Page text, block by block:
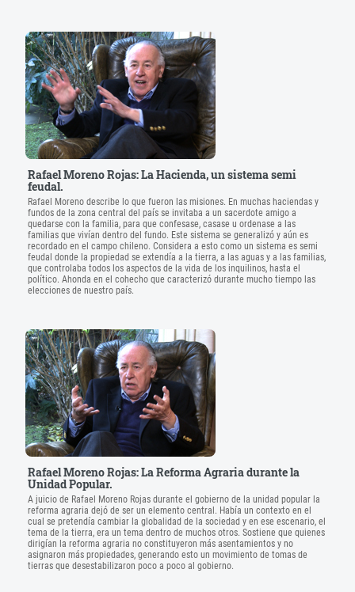
Rafael Moreno Rojas: La Hacienda, un sistema semi
feudal.
Rafael Moreno describe lo que fueron las misiones. En muchas haciendas y
fundos de la zona central del país se invitaba a un sacerdote amigo a
quedarse con la familia, para que confesase, casase u ordenase a las
familias que vivían dentro del fundo. Este sistema se generalizó y aún es
recordado en el campo chileno. Considera a esto como un sistema es semi
feudal donde la propiedad se extendía a la tierra, a las aguas y a las familias,
que controlaba todos los aspectos de la vida de los inquilinos, hasta el
político. Ahonda en el cohecho que caracterizó durante mucho tiempo las
elecciones de nuestro país.
Rafael Moreno Rojas: La Reforma Agraria durante la
Unidad Popular.
A juicio de Rafael Moreno Rojas durante el gobierno de la unidad popular la
reforma agraria dejó de ser un elemento central. Había un contexto en el
cual se pretendía cambiar la globalidad de la sociedad y en ese escenario, el
tema de la tierra, era un tema dentro de muchos otros. Sostiene que quienes
dirigían la reforma agraria no constituyeron más asentamientos y no
asignaron más propiedades, generando esto un movimiento de tomas de
tierras que desestabilizaron poco a poco al gobierno.